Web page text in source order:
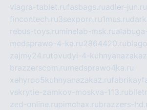
viagra-tablet.rufasbags.ruadler-jun.ru
fincontech.ru3sexporn.ru1mus.ru
rebus-toys.ru minelab-msk.ru
medsprawo-4-ka.ru2864420.ru
zajmy24.rutovudyi-4-
brazzerscom.ru medsprawo4ka.ru
xehyroo5kuhnyanazakaz.ru
vskrytie-zamkov-moskva-113.ru
zed-online.rupimchax.rubrazzers-